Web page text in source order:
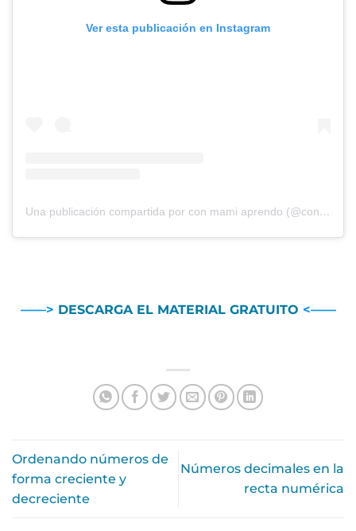
Ver esta publicación en Instagram
Una publicación compartida por con mami aprendo (@conmamiaprendo)
——> DESCARGA EL MATERIAL GRATUITO <——
Ordenando números de
forma creciente y
decreciente
Números decimales en la
recta numérica